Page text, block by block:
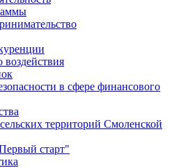
в сфере финансового
территорий Смоленской
старт"